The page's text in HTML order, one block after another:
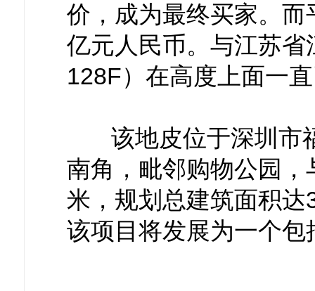
价，成为最终买家。
亿元人民币。与江苏
128F）在高度上面一
该地皮位于深圳市
南角，毗邻购物公园
米，规划总建筑面积
该项目将发展为一个